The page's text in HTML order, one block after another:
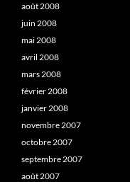
août 2008
juin 2008
mai 2008
avril 2008
mars 2008
février 2008
janvier 2008
novembre 2007
octobre 2007
septembre 2007
août 2007